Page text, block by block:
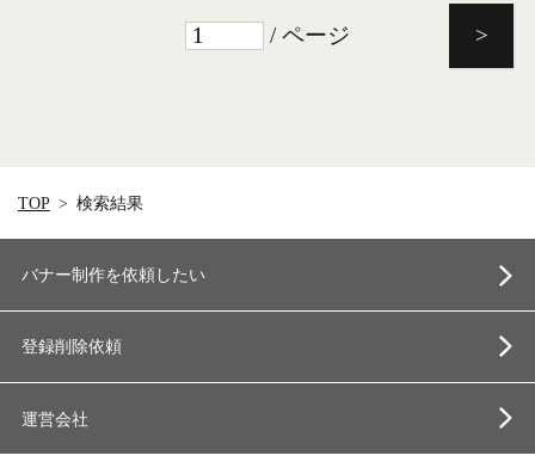
/ ページ >
TOP 検索結果
バナー制作を依頼したい
登録削除依頼
運営会社